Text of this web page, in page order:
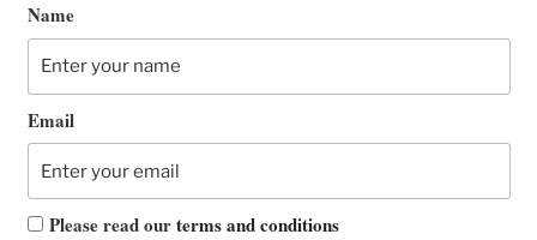
Name
Email
Please read ourterms and conditions